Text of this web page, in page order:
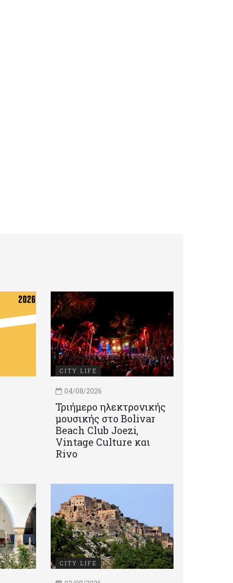
CITY LIFE
04/08/2026
Τριήμερο ηλεκτρονικής
μουσικής στο Bolivar
Beach Club Joezi,
Vintage Culture και
Rivo
CITY LIFE